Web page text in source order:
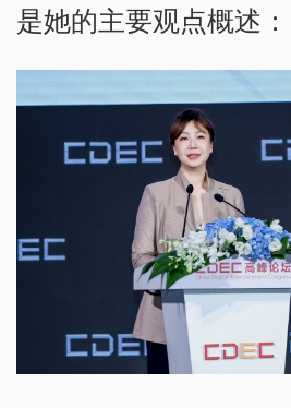
是她的主要观点概述：